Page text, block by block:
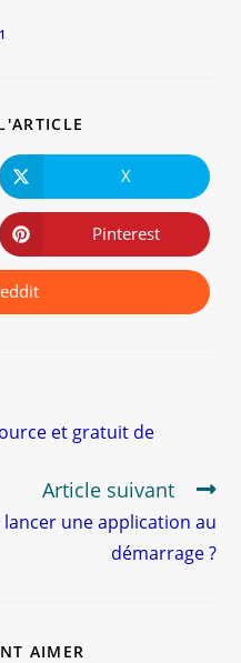
X
Pinterest
et gratuit de
Article suivant
une application au
démarrage ?
AIMER